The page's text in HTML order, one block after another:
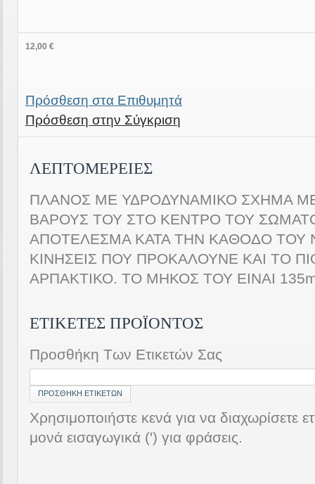
12,00 €
Πρόσθεση στα Επιθυμητά
Πρόσθεση στην Σύγκριση
ΛΕΠΤΟΜΈΡΕΙΕΣ
ΠΛΑΝΟΣ ΜΕ ΥΔΡΟΔΥΝΑΜΙΚΟ ΣΧΗΜΑ
ΒΑΡΟΥΣ ΤΟΥ ΣΤΟ ΚΕΝΤΡΟ ΤΟΥ
ΑΠΟΤΕΛΕΣΜΑ ΚΑΤΑ ΤΗΝ ΚΑΘΟΔΟ ΤΟΥ
ΚΙΝΗΣΕΙΣ ΠΟΥ ΠΡΟΚΑΛΟΥΝΕ ΚΑΙ ΤΟ
ΑΡΠΑΚΤΙΚΟ. ΤΟ ΜΗΚΟΣ ΤΟΥ ΕΙΝΑΙ
ΕΤΙΚΈΤΕΣ ΠΡΟΪΌΝΤΟΣ
Προσθήκη Των Ετικετών Σας
ΠΡΟΣΘΉΚΗ ΕΤΙΚΕΤΏΝ
Χρησιμοποιήστε κενά για να διαχωρίσετε
μονά εισαγωγικά (') για φράσεις.